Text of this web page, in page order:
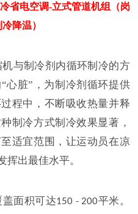
省电空调-立式管道机组（岗
降温）
与制冷剂内循环制冷的方
“心脏”，为制冷剂循环提供
程中，不断吸收热量并释
制冷方式制冷效果显著，
适宜范围，让运动员在凉
挥出最佳水平。
盖面积可达150 - 200平米。